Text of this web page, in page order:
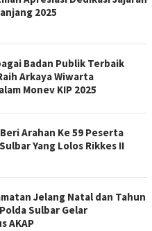
2025
Badan Publik Terbaik
Arkaya Wiwarta
Monev KIP 2025
Arahan Ke 59 Peserta
Yang Lolos Rikkes II
Jelang Natal dan Tahun
Sulbar Gelar
AKAP